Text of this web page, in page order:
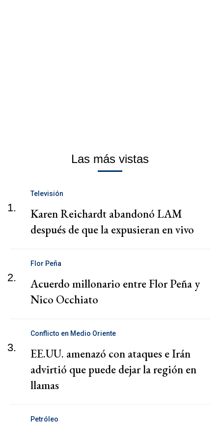
Las más vistas
1.
Televisión
Karen Reichardt abandonó LAM
después de que la expusieran en vivo
2.
Flor Peña
Acuerdo millonario entre Flor Peña y
Nico Occhiato
3.
Conflicto en Medio Oriente
EE.UU. amenazó con ataques e Irán
advirtió que puede dejar la región en
llamas
Petróleo